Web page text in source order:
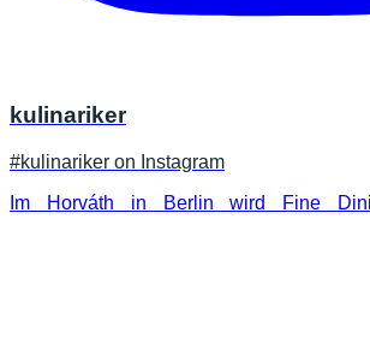
kulinariker
#kulinariker on Instagram
Im Horváth in Berlin wird Fine